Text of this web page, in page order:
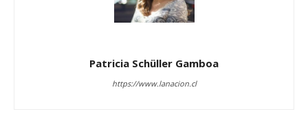
Patricia Schüller Gamboa
https://www.lanacion.cl